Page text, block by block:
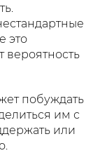
это
побуждать
им с
или